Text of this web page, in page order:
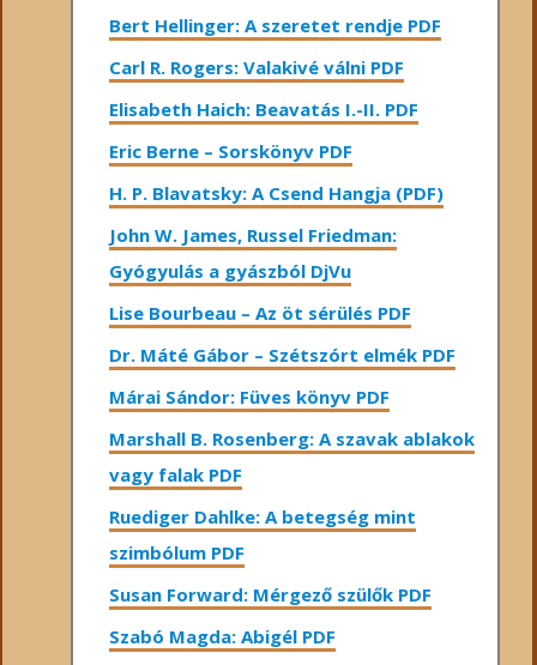
Bert Hellinger: A ​szeretet rendje PDF
Carl R. Rogers: Valakivé válni PDF
Elisabeth Haich: Beavatás I.-II. PDF
Eric Berne – Sorskönyv PDF
H. P. Blavatsky: A Csend Hangja (PDF)
John W. James, Russel Friedman:
Gyógyulás a gyászból DjVu
Lise Bourbeau – Az öt sérülés PDF
Dr. Máté Gábor – Szétszórt elmék PDF
Márai Sándor: Füves könyv PDF
Marshall B. Rosenberg: A szavak ablakok
vagy falak PDF
Ruediger Dahlke: A betegség mint
szimbólum PDF
Susan Forward: Mérgező szülők PDF
Szabó Magda: Abigél PDF